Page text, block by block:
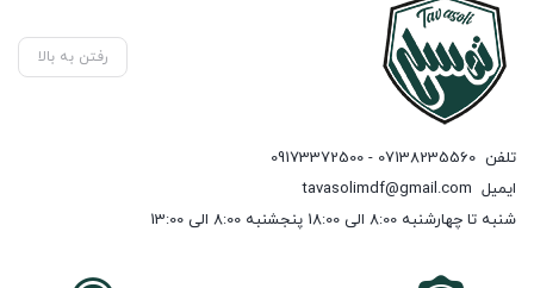
رفتن به بالا
تلفن 07138235560 - 09173372500
ایمیل tavasolimdf@gmail.com
شنبه تا چهارشنبه 8:00 الی 18:00 پنجشنبه 8:00 الی 13:00